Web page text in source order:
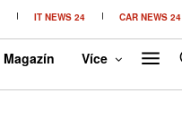
IT NEWS 24 CAR NEWS 24
Magazín Více